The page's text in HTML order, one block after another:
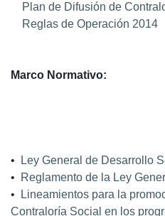
Plan de Difusión de
Reglas de Operación 2014
Marco Normativo:
•
Ley General de Desarrollo
•
Reglamento de la Ley
•
Lineamientos para la
Contraloría Social en los